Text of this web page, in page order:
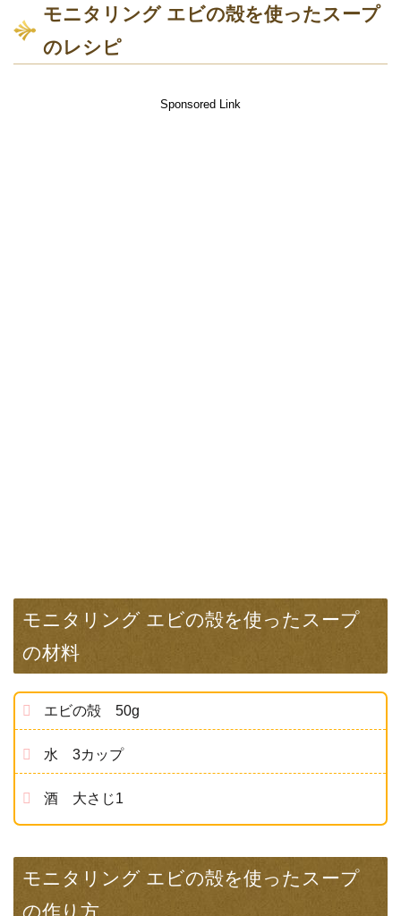
モニタリング エビの殻を使ったスープ
のレシピ
Sponsored Link
モニタリング エビの殻を使ったスープ
の材料
エビの殻 50g
水 3カップ
酒 大さじ1
モニタリング エビの殻を使ったスープ
の作り方